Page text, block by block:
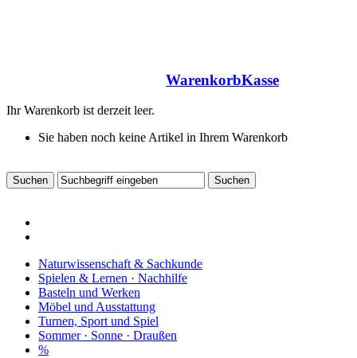
WarenkorbKasse
Ihr Warenkorb ist derzeit leer.
Sie haben noch keine Artikel in Ihrem Warenkorb
Naturwissenschaft & Sachkunde
Spielen & Lernen · Nachhilfe
Basteln und Werken
Möbel und Ausstattung
Turnen, Sport und Spiel
Sommer · Sonne · Draußen
%